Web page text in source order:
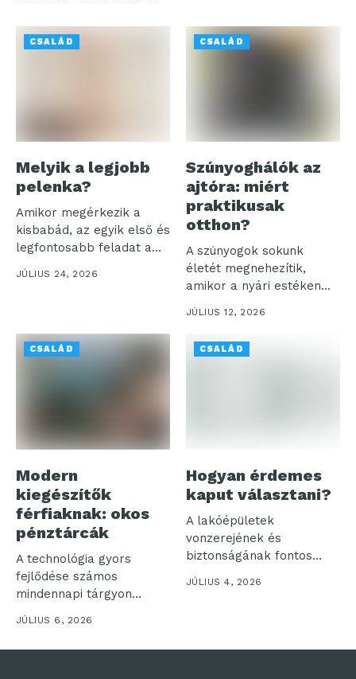
CSALÁD
Melyik a legjobb
pelenka?
Amikor megérkezik a
kisbabád, az egyik első és
legfontosabb feladat a
megfelelő...
JÚLIUS 24, 2026
CSALÁD
Szúnyoghálók az
ajtóra: miért
praktikusak
otthon?
A szúnyogok sokunk
életét megnehezítik,
amikor a nyári estéken
akarjuk élvezni a...
JÚLIUS 12, 2026
CSALÁD
Modern
kiegészítők
férfiaknak: okos
pénztárcák
A technológia gyors
fejlődése számos
mindennapi tárgyon
hagyott nyomot, és a
férfiak...
JÚLIUS 6, 2026
CSALÁD
Hogyan érdemes
kaput választani?
A lakóépületek
vonzerejének és
biztonságának fontos
eleme a kapu. Hiszen
első látásra...
JÚLIUS 4, 2026